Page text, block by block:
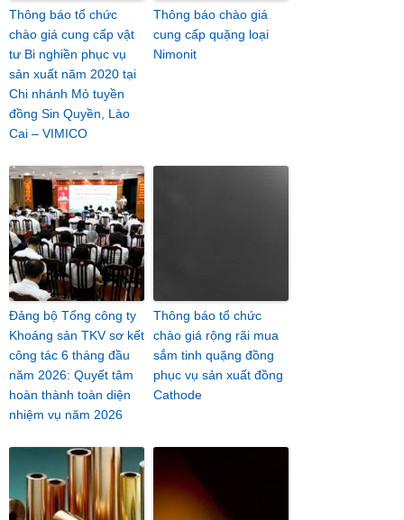
Thông báo tổ chức
chào giá cung cấp vật
tư Bi nghiền phục vụ
sản xuất năm 2020 tại
Chi nhánh Mỏ tuyền
đồng Sin Quyền, Lào
Cai – VIMICO
Thông báo chào giá
cung cấp quặng loại
Nimonit
Đảng bộ Tổng công ty
Khoáng sản TKV sơ kết
công tác 6 tháng đầu
năm 2026: Quyết tâm
hoàn thành toàn diện
nhiệm vụ năm 2026
Thông báo tổ chức
chào giá rộng rãi mua
sắm tinh quặng đồng
phục vụ sản xuất đồng
Cathode